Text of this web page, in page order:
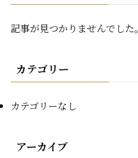
記事が見つかりませんでした。
カテゴリー
カテゴリーなし
アーカイブ